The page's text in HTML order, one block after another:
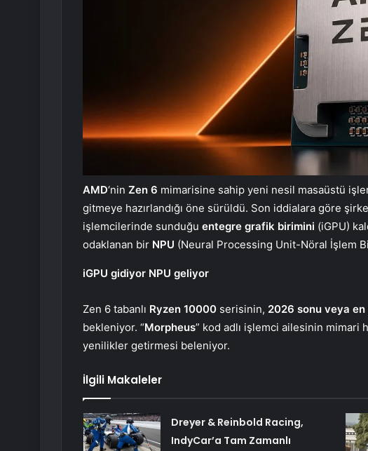
AMD‘nin Zen 6 mimarisine sahip yeni nesil masaüstü
gitmeye hazırlandığı öne sürüldü. Son iddialara göre
işlemcilerinde sunduğu entegre grafik birimini (iGPU)
odaklanan bir NPU (Neural Processing Unit-Nöral İşlem
iGPU gidiyor NPU geliyor
Zen 6 tabanlı Ryzen 10000 serisinin, 2026 sonu veya
bekleniyor. “Morpheus” kod adlı işlemci ailesinin
yenilikler getirmesi beleniyor.
İlgili Makaleler
Dreyer & Reinbold Racing,
IndyCar’a Tam Zamanlı